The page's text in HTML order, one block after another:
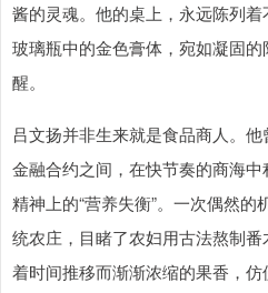
酱的灵魂。他的桌上，永远陈列着
玻璃瓶中的金色膏体，宛如凝固
醒。
吕文扬并非生来就是食品商人。
金融合约之间，在快节奏的商海
精神上的“营养失衡”。一次偶然
统农庄，目睹了农妇用古法熬制
着时间推移而渐渐浓缩的果香，